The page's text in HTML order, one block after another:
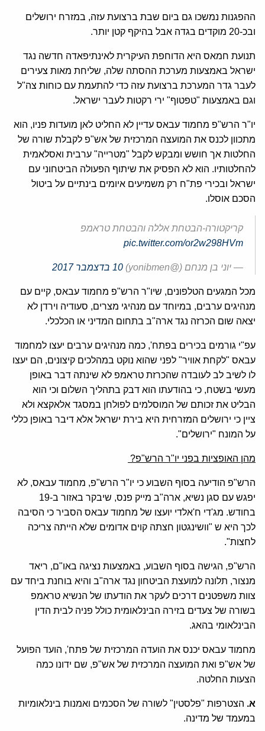
ההפגנות נמשכו גם ביום שבת ברצועת עזה, במזרח ירושלים
ובכ-20 מוקדים בגדה אבל בהיקף קטן יותר.
תנועת חמאס היא הדוחפת העיקרית לאינתיפאדה חדשה נגד
ישראל באמצעות מערכת ההסתה שלה, שליחת מאות צעירים
לעבר גדר המערכת ברצועת עזה כדי להתעמת עם כוחות צה"ל
וגם באמצעות "טפטוף" ירי רקטות לעבר ישראל.
יו"ר הרש"פ מחמוד עבאס עדיין לא החליט לאן מועדות פניו, הוא
מתכוון לכנס את המועצה המרכזית של אש"פ לקבלת שורה של
החלטות אך חושש ומבקש לקבל "מטרייה" ערבית ואסלאמית
להחלטותיו. הוא לא הפסיק את שיתוף הפעולה הביטחוני עם
ישראל ובכירי פת"ח רק משמיעים איומים בינתיים על ביטול
הסכם אוסלו.
קריקטורה-הבטחת אללה והבטחת טראמפ
pic.twitter.com/or2w298HVm
— יוני בן מנחם (@yonibmen) 10 בדצמבר 2017
מכל המגעים הטלפונים, שיו"ר הרש"פ מחמוד עבאס, קיים עם
מנהיגים ערבים, במיוחד עם מנהיגי מצרים, סעודיה וירדן לא
יצאה שום הכרזה נגד ארה"ב בתחום המדיני או הכלכלי.
עפ"י גורמים בכירים בפתח', כמה מנהיגים ערבים יעצו למחמוד
עבאס "לקחת אוויר" לפני שהוא נוקט במהלכים קיצונים, הם יעצו
לו לשיב לב לעובדה שהכרזת טראמפ לא שינתה דבר באופן
מעשי בשטח, כי בהודעתו הוא דבק בתהליך השלום וכי הוא
הבליט את זכותם של המוסלמים לפולחן במסגד אלאקצא ולא
ציין כי ירושלים המזרחית היא בירת ישראל אלא דיבר באופן כללי
על המונח "ירושלים".
מהן האופציות בפני יו"ר הרש"פ?
הרש"פ הודיעה בסוף השבוע כי יו"ר הרש"פ, מחמוד עבאס, לא
יפגש עם סגן נשיא, ארה"ב מייק פנס, שיבקר באזור ב-19
בחודש. מג'די ח'אלדי יועצו של מחמוד עבאס הסביר כי הסיבה
לכך היא ש "וושינגטון חצתה קוים אדומים שלא הייתה צריכה
לחצות".
הרש"פ, הגישה בסוף השבוע, באמצעות נציגה באו"ם, ריאד
מנצור, תלונה למועצת הביטחון נגד ארה"ב והיא בוחנת ביחד עם
צוות משפטנים דרכים לעקר את הודעתו של הנשיא טראמפ
בשורה של צעדים בזירה הבינלאומית כולל פניה לבית הדין
הבינלאומי בהאג.
מחמוד עבאס יכנס את הועדה המרכזית של פתח', הועד הפועל
של אש"פ ואת המועצה המרכזית של אש"פ, שם ידונו כמה
הצעות החלטה.
א. הצטרפות "פלסטין" לשורה של הסכמים ואמנות בינלאומיות
במעמד של מדינה.